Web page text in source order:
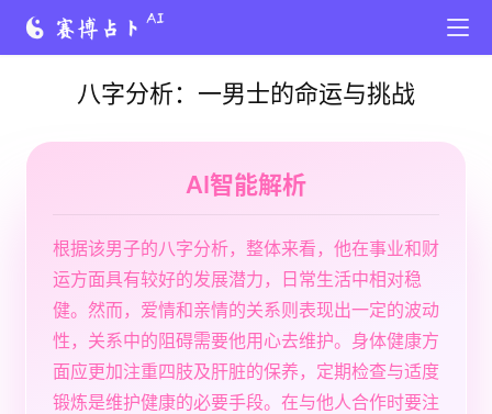
八字分析：一男士的命运与挑战
AI智能解析
根据该男子的八字分析，整体来看，他在事业和财
运方面具有较好的发展潜力，日常生活中相对稳
健。然而，爱情和亲情的关系则表现出一定的波动
性，关系中的阻碍需要他用心去维护。身体健康方
面应更加注重四肢及肝脏的保养，定期检查与适度
锻炼是维护健康的必要手段。在与他人合作时要注